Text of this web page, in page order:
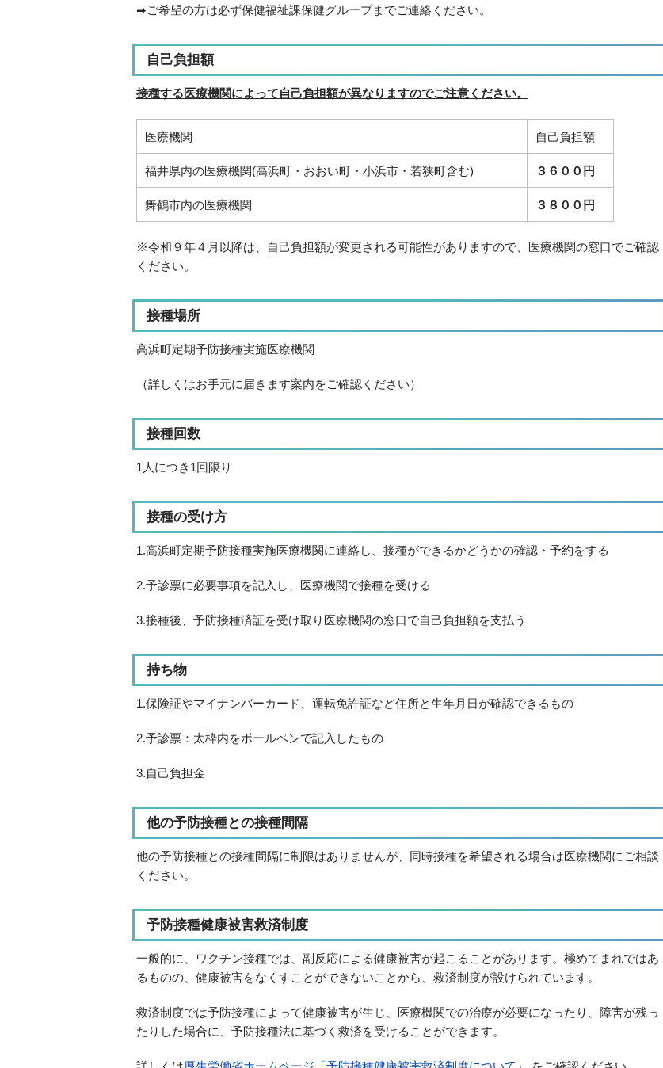
➡ご希望の方は必ず保健福祉課保健グループまでご連絡ください。
自己負担額
接種する医療機関によって自己負担額が異なりますのでご注意ください。
医療機関 自己負担額
福井県内の医療機関(高浜町・おおい町・小浜市・若狭町含む) ３６００円
舞鶴市内の医療機関 ３８００円
※令和９年４月以降は、自己負担額が変更される可能性がありますので、医療機関の窓口でご確認
ください。
接種場所
高浜町定期予防接種実施医療機関
（詳しくはお手元に届きます案内をご確認ください）
接種回数
1人につき1回限り
接種の受け方
1.高浜町定期予防接種実施医療機関に連絡し、接種ができるかどうかの確認・予約をする
2.予診票に必要事項を記入し、医療機関で接種を受ける
3.接種後、予防接種済証を受け取り医療機関の窓口で自己負担額を支払う
持ち物
1.保険証やマイナンバーカード、運転免許証など住所と生年月日が確認できるもの
2.予診票：太枠内をボールペンで記入したもの
3.自己負担金
他の予防接種との接種間隔
他の予防接種との接種間隔に制限はありませんが、同時接種を希望される場合は医療機関にご相談
ください。
予防接種健康被害救済制度
一般的に、ワクチン接種では、副反応による健康被害が起こることがあります。極めてまれではあ
るものの、健康被害をなくすことができないことから、救済制度が設けられています。
救済制度では予防接種によって健康被害が生じ、医療機関での治療が必要になったり、障害が残っ
たりした場合に、予防接種法に基づく救済を受けることができます。